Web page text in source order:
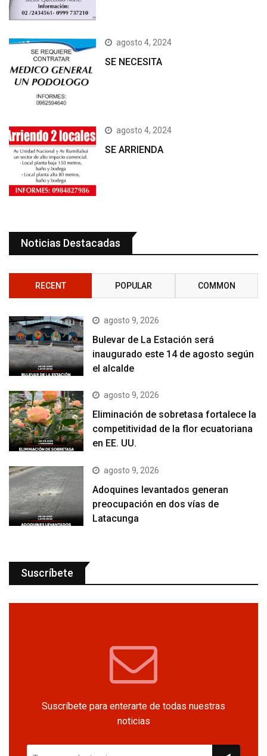
agosto 4, 2024
SE NECESITA
agosto 4, 2024
SE ARRIENDA
Noticias Destacadas
RECENT POPULAR COMMON
agosto 9, 2026
Bulevar de La Estación será
inaugurado este 14 de agosto según
el alcalde
agosto 9, 2026
Eliminación de sobretasa fortalece la
competitividad de la flor ecuatoriana
en EE. UU.
agosto 9, 2026
Adoquines levantados generan
preocupación en dos vías de
Latacunga
Suscríbete
Suscríbete para enterarte de todas nuestras
noticias